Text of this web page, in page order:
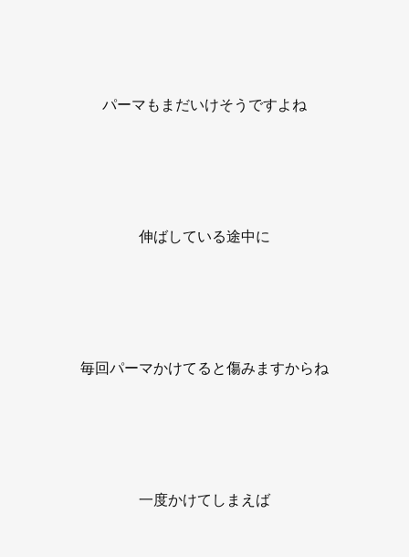
パーマもまだいけそうですよね
伸ばしている途中に
毎回パーマかけてると傷みますからね
一度かけてしまえば